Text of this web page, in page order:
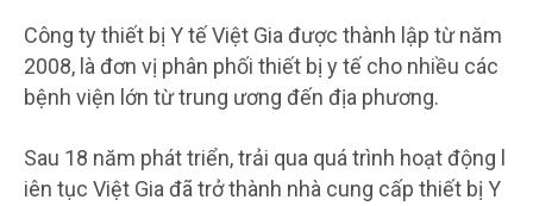
Công ty thiết bị Y tế Việt Gia được thành lập từ năm
2008, là đơn vị phân phối thiết bị y tế cho nhiều các
bệnh viện lớn từ trung ương đến địa phương.
Sau 18 năm phát triển, trải qua quá trình hoạt động l
iên tục Việt Gia đã trở thành nhà cung cấp thiết bị Y